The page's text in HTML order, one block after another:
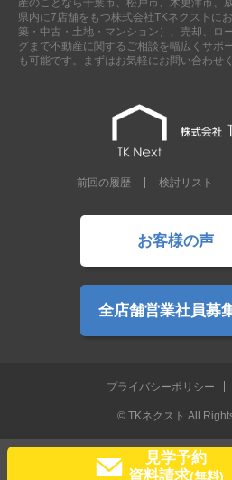
産のことなら千葉市、松戸市、木更津市、
県内に7店舗をもつ株式会社TKネクストに
築・中古・土地・マンション）、売却、ロ
グまで不動産に関するご相談を幅広くサポ
も可能です。まずはお気軽にお問い合わせ
前回の履歴 検討リスト
お客様の声
全店舗営業社員募
プライバシーポリシー
© TKネクスト All
見学予約
資料請求(無料)